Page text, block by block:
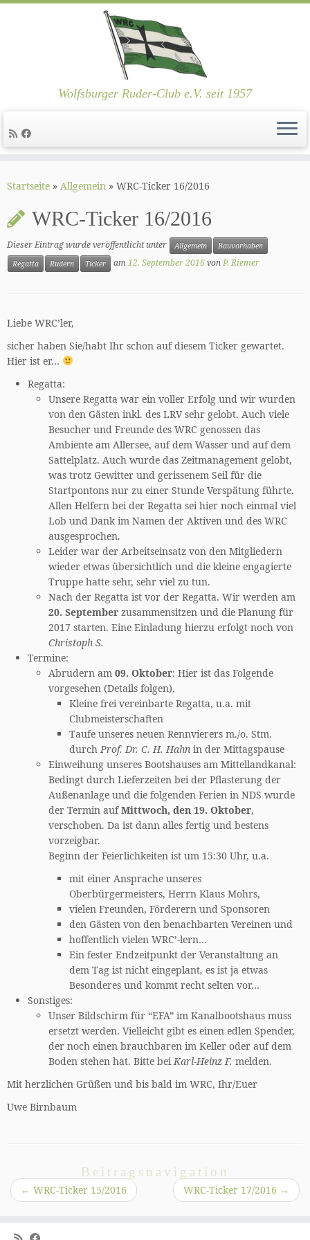
Inhalt
Wolfsburger Ruder-Club e.V. seit 1957
Startseite » Allgemein » WRC-Ticker 16/2016
WRC-Ticker 16/2016
Dieser Eintrag wurde veröffentlicht unter Allgemein
Bauvorhaben
Regatta
Rudern Ticker am12. September 2016vonP. Riemer
Liebe WRC’ler,
sicher haben Sie/habt Ihr schon auf diesem Ticker gewartet.
Hier ist er…
Regatta:
Unsere Regatta war ein voller Erfolg und wir wurden
von den Gästen inkl. des LRV sehr gelobt. Auch viele
Besucher und Freunde des WRC genossen das
Ambiente am Allersee, auf dem Wasser und auf dem
Sattelplatz. Auch wurde das Zeitmanagement gelobt,
was trotz Gewitter und gerissenem Seil für die
Startpontons nur zu einer Stunde Verspätung führte.
Allen Helfern bei der Regatta sei hier noch einmal viel
Lob und Dank im Namen der Aktiven und des WRC
ausgesprochen.
Leider war der Arbeitseinsatz von den Mitgliedern
wieder etwas übersichtlich und die kleine engagierte
Truppe hatte sehr, sehr viel zu tun.
Nach der Regatta ist vor der Regatta. Wir werden am
20. September zusammensitzen und die Planung für
2017 starten. Eine Einladung hierzu erfolgt noch von
Christoph S.
Termine:
Abrudern am 09. Oktober: Hier ist das Folgende
vorgesehen (Details folgen),
Kleine frei vereinbarte Regatta, u.a. mit
Clubmeisterschaften
Taufe unseres neuen Rennvierers m./o. Stm.
durchProf. Dr. C. H. Hahn in der Mittagspause
Einweihung unseres Bootshauses am Mittellandkanal:
Bedingt durch Lieferzeiten bei der Pflasterung der
Außenanlage und die folgenden Ferien in NDS wurde
der Termin aufMittwoch, den 19. Oktober,
verschoben. Da ist dann alles fertig und bestens
vorzeigbar.
Beginn der Feierlichkeiten ist um 15:30 Uhr, u.a.
mit einer Ansprache unseres
Oberbürgermeisters, Herrn Klaus Mohrs,
vielen Freunden, Förderern und Sponsoren
den Gästen von den benachbarten Vereinen und
hoffentlich vielen WRC’-lern…
Ein fester Endzeitpunkt der Veranstaltung an
dem Tag ist nicht eingeplant, es ist ja etwas
Besonderes und kommt recht selten vor…
Sonstiges:
Unser Bildschirm für “EFA” im Kanalbootshaus muss
ersetzt werden. Vielleicht gibt es einen edlen Spender,
der noch einen brauchbaren im Keller oder auf dem
Boden stehen hat. Bitte beiKarl-Heinz F. melden.
Mit herzlichen Grüßen und bis bald im WRC, Ihr/Euer
Uwe Birnbaum
Beitragsnavigation
← WRC-Ticker 15/2016 WRC-Ticker 17/2016 →